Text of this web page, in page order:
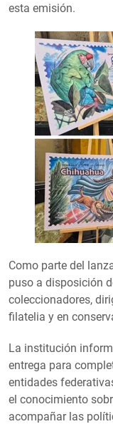
esta emisión.
Como parte del
puso a disposición
coleccionadores,
filatelia y en
La institución
entrega para
entidades
el conocimiento
acompañar las